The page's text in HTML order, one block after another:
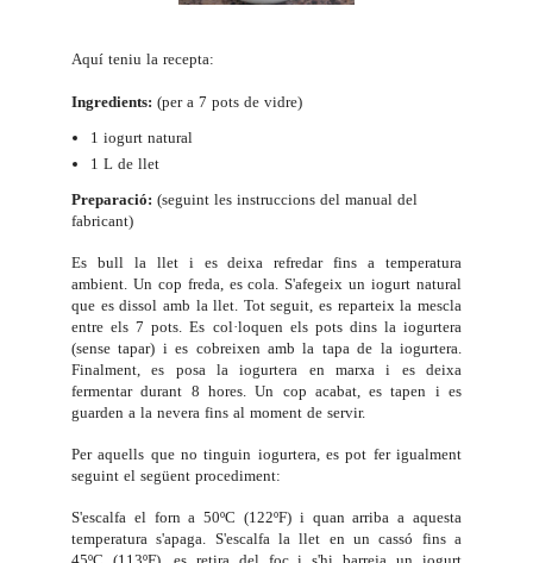
Aquí teniu la recepta:
Ingredients: (per a 7 pots de vidre)
1 iogurt natural
1 L de llet
Preparació: (seguint les instruccions del manual del
fabricant)
Es bull la llet i es deixa refredar fins a temperatura
ambient. Un cop freda, es cola. S'afegeix un iogurt natural
que es dissol amb la llet. Tot seguit, es reparteix la mescla
entre els 7 pots. Es col·loquen els pots dins la iogurtera
(sense tapar) i es cobreixen amb la tapa de la iogurtera.
Finalment, es posa la iogurtera en marxa i es deixa
fermentar durant 8 hores. Un cop acabat, es tapen i es
guarden a la nevera fins al moment de servir.
Per aquells que no tinguin iogurtera, es pot fer igualment
seguint el següent procediment:
S'escalfa el forn a 50ºC (122ºF) i quan arriba a aquesta
temperatura s'apaga. S'escalfa la llet en un cassó fins a